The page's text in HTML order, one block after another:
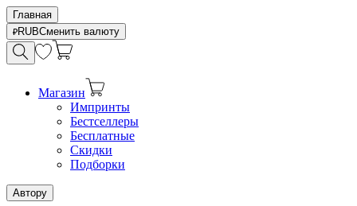
Главная
RUBСменить валюту
Магазин
Импринты
Бестселлеры
Бесплатные
Скидки
Подборки
Автору